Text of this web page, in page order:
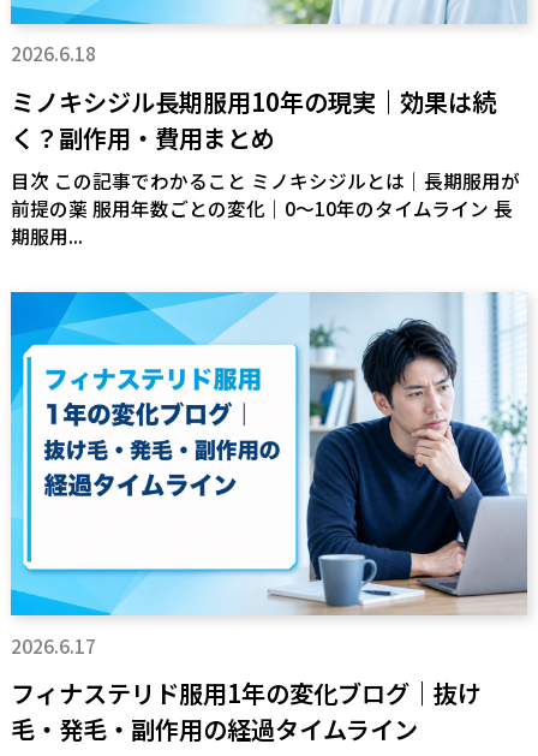
2026.6.18
ミノキシジル長期服用10年の現実｜効果は続
く？副作用・費用まとめ
目次 この記事でわかること ミノキシジルとは｜長期服用が
前提の薬 服用年数ごとの変化｜0〜10年のタイムライン 長
期服用...
2026.6.17
フィナステリド服用1年の変化ブログ｜抜け
毛・発毛・副作用の経過タイムライン